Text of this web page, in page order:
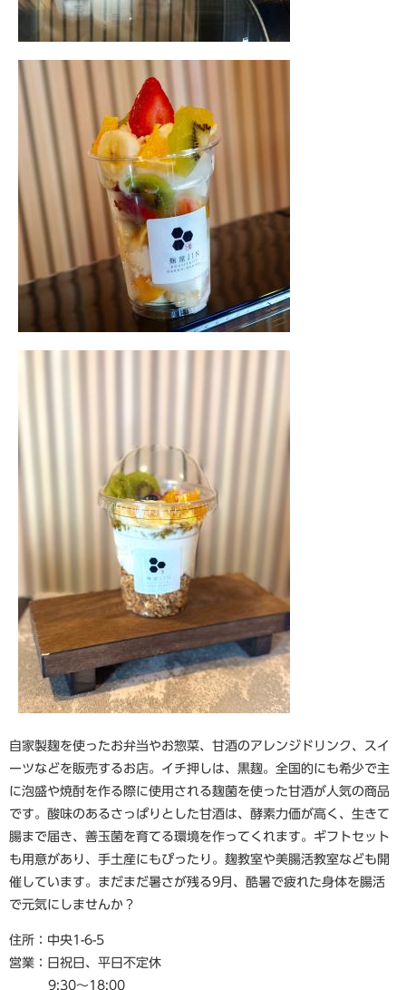
自家製麹を使ったお弁当やお惣菜、甘酒のアレンジドリンク、スイ
ーツなどを販売するお店。イチ押しは、黒麹。全国的にも希少で主
に泡盛や焼酎を作る際に使用される麹菌を使った甘酒が人気の商品
です。酸味のあるさっぱりとした甘酒は、酵素力価が高く、生きて
腸まで届き、善玉菌を育てる環境を作ってくれます。ギフトセット
も用意があり、手土産にもぴったり。麹教室や美腸活教室なども開
催しています。まだまだ暑さが残る9月、酷暑で疲れた身体を腸活
で元気にしませんか？
住所：中央1-6-5
営業：日祝日、平日不定休
9:30～18:00